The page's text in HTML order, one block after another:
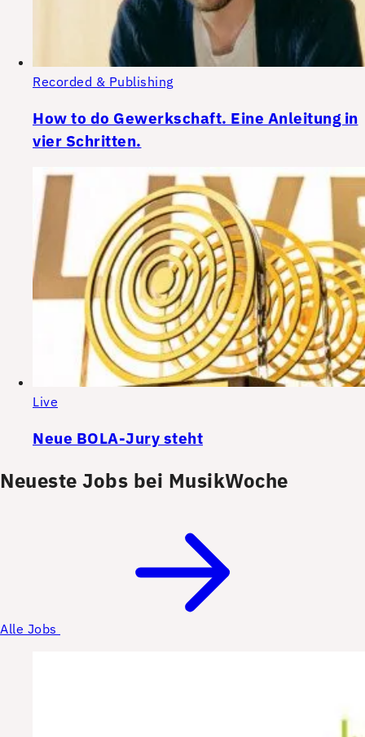
Recorded & Publishing
How to do Gewerkschaft. Eine Anleitung in
vier Schritten.
Live
Neue BOLA-Jury steht
Neueste Jobs bei MusikWoche
Alle Jobs